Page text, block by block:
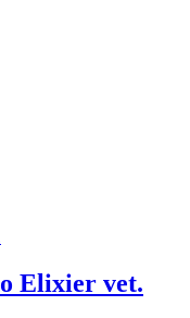
Elixier vet.